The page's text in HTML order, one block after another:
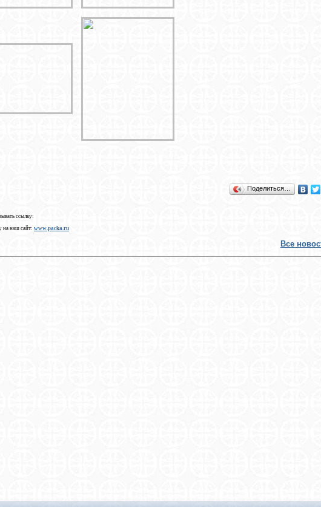
Поделиться…
ссылку:
на наш сайт: www.packa.ru
Все